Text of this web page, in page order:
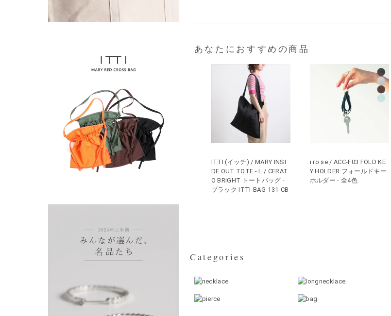
あなたにおすすめの商品
ITTI (イッチ) / MARY INSI
DE OUT TOTE - L / CERAT
O BRIGHT トートバッグ -
ブラック ITTI-BAG-131-CB
i ro se / ACC-F03 FOLD KE
Y HOLDER フォールドキー
ホルダー - 全4色
Categories